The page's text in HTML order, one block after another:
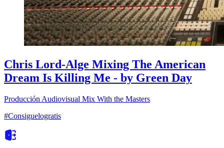
Chris Lord-Alge Mixing The American
Dream Is Killing Me - by Green Day
Producción Audiovisual Mix With the Masters
#Consiguelogratis